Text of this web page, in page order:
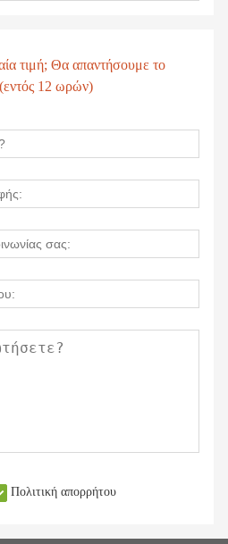
τιμή; Θα απαντήσουμε το
12 ωρών)
Πολιτική απορρήτου